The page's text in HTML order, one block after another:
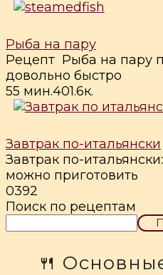
Рыба на пару
Рецепт Рыба на пару
довольно быстро
55 мин.401.6к.
Завтрак по-итальянски
Завтрак по-
можно приготовить
0392
Поиск по рецептам
🍴